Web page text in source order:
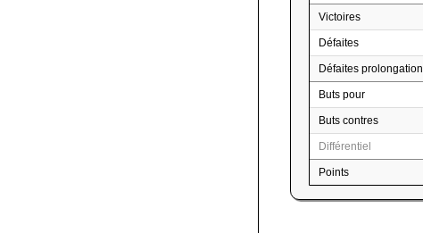
Victoires
Défaites
Défaites prolongation
Buts pour
Buts contres
Différentiel
Points